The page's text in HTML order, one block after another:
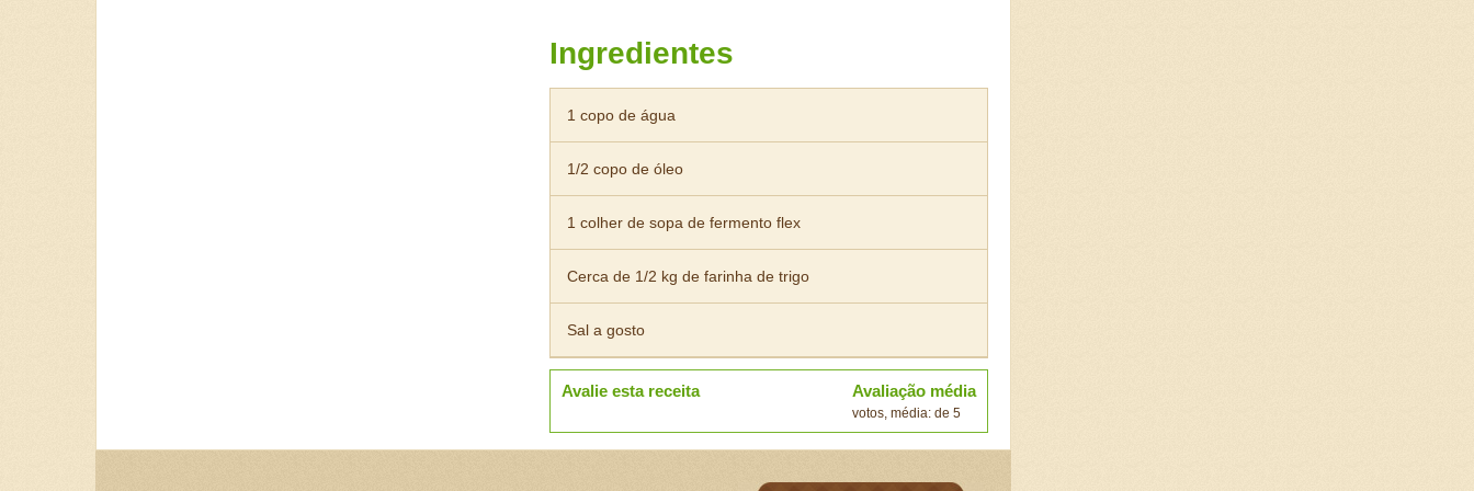
Ingredientes
1 copo de água
1/2 copo de óleo
1 colher de sopa de fermento flex
Cerca de 1/2 kg de farinha de trigo
Sal a gosto
Avalie esta receita Avaliação média
votos, média: de 5